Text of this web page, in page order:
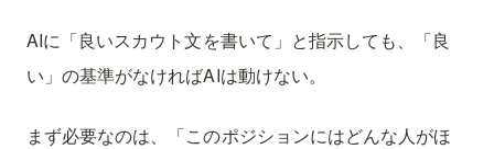
AIに「良いスカウト文を書いて」と指示しても、「良
い」の基準がなければAIは動けない。
まず必要なのは、「このポジションにはどんな人がほ